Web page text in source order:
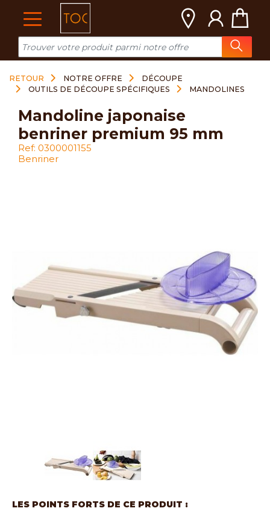
RETOUR NOTRE OFFRE
DÉCOUPE
OUTILS DE DÉCOUPE SPÉCIFIQUES
MANDOLINES
LES POINTS FORTS DE CE PRODUIT :
mandoline japonaise
benriner premium 95 mm
Ref: 0300001155
Benriner
Cookies management panel